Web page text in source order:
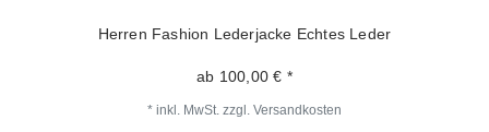
Herren Fashion Lederjacke Echtes Leder
ab 100,00 € *
* inkl. MwSt. zzgl. Versandkosten